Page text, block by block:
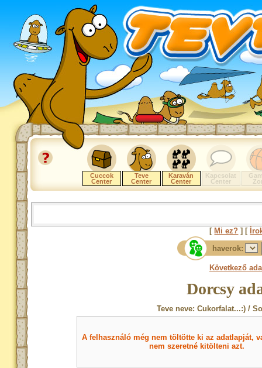
Cuccok
Center
Teve
Center
Karaván
Center
Kapcsolat
Center
[ Mi ez? ] [
haverok:
Következő
Dorcsy
Teve neve: Cukorfalat...:) /
A felhasználó még nem töltötte ki az adatlapját,
nem szeretné kitölteni azt.